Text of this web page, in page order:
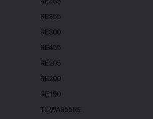
RE355
RE300
RE455
RE205
RE200
RE190
TL-WA855RE